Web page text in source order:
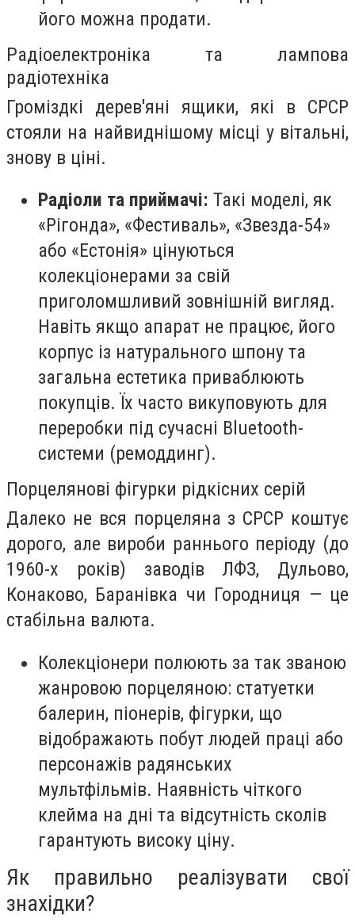
його можна продати.
Радіоелектроніка та лампова
радіотехніка
Громіздкі дерев'яні ящики, які в СРСР
стояли на найвиднішому місці у вітальні,
знову в ціні.
Радіоли та приймачі: Такі моделі, як
«Рігонда», «Фестиваль», «Звезда-54»
або «Естонія» цінуються
колекціонерами за свій
приголомшливий зовнішній вигляд.
Навіть якщо апарат не працює, його
корпус із натурального шпону та
загальна естетика приваблюють
покупців. Їх часто викуповують для
переробки під сучасні Bluetooth-
системи (ремоддинг).
Порцелянові фігурки рідкісних серій
Далеко не вся порцеляна з СРСР коштує
дорого, але вироби раннього періоду (до
1960-х років) заводів ЛФЗ, Дульово,
Конаково, Баранівка чи Городниця — це
стабільна валюта.
Колекціонери полюють за так званою
жанровою порцеляною: статуетки
балерин, піонерів, фігурки, що
відображають побут людей праці або
персонажів радянських
мультфільмів. Наявність чіткого
клейма на дні та відсутність сколів
гарантують високу ціну.
Як правильно реалізувати свої
знахідки?